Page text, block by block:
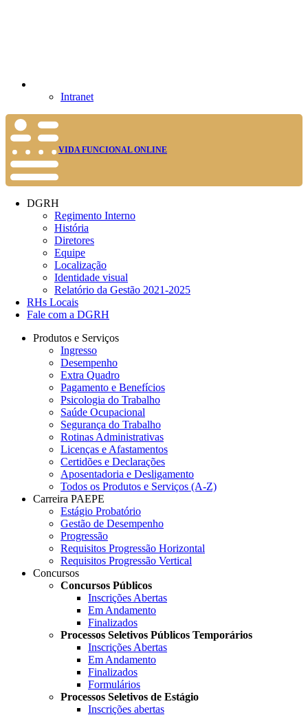
Intranet
VIDA FUNCIONAL ONLINE
DGRH
Regimento Interno
História
Diretores
Equipe
Localização
Identidade visual
Relatório da Gestão 2021-2025
RHs Locais
Fale com a DGRH
Produtos e Serviços
Ingresso
Desempenho
Extra Quadro
Pagamento e Benefícios
Psicologia do Trabalho
Saúde Ocupacional
Segurança do Trabalho
Rotinas Administrativas
Licenças e Afastamentos
Certidões e Declarações
Aposentadoria e Desligamento
Todos os Produtos e Serviços (A-Z)
Carreira PAEPE
Estágio Probatório
Gestão de Desempenho
Progressão
Requisitos Progressão Horizontal
Requisitos Progressão Vertical
Concursos
Concursos Públicos
Inscrições Abertas
Em Andamento
Finalizados
Processos Seletivos Públicos Temporários
Inscrições Abertas
Em Andamento
Finalizados
Formulários
Processos Seletivos de Estágio
Inscrições abertas